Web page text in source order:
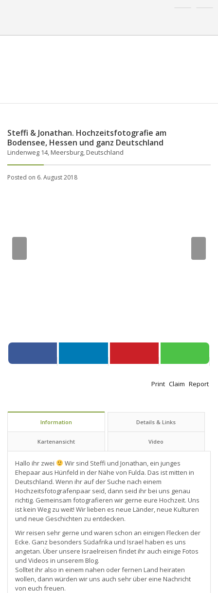
Steffi & Jonathan. Hochzeitsfotografie am
Bodensee, Hessen und ganz Deutschland
Lindenweg 14, Meersburg, Deutschland
Posted on 6. August 2018
Report
Claim
Print
Information Details & Links
Kartenansicht Video
Hallo ihr zwei
Wir sind Steffi und Jonathan, ein junges
Ehepaar aus Hünfeld in der Nähe von Fulda. Das ist mitten in
Deutschland. Wenn ihr auf der Suche nach einem
Hochzeitsfotografenpaar seid, dann seid ihr bei uns genau
richtig. Gemeinsam fotografieren wir gerne eure Hochzeit. Uns
ist kein Weg zu weit! Wir lieben es neue Länder, neue Kulturen
und neue Geschichten zu entdecken.
Wir reisen sehr gerne und waren schon an einigen Flecken der
Ecke. Ganz besonders Südafrika und Israel haben es uns
angetan. Über unsere Israelreisen findet ihr auch einige Fotos
und Videos in unserem Blog.
Solltet ihr also in einem nahen oder fernen Land heiraten
wollen, dann würden wir uns auch sehr über eine Nachricht
von euch freuen.